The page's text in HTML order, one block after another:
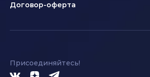
Договор-оферта
Присоединяйтесь!